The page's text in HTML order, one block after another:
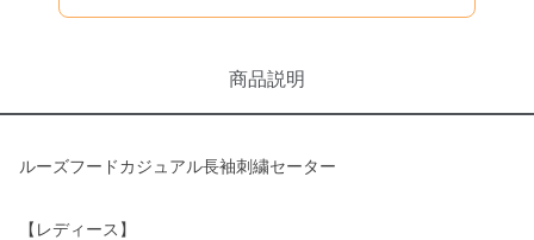
商品説明
ルーズフードカジュアル長袖刺繍セーター
【レディース】